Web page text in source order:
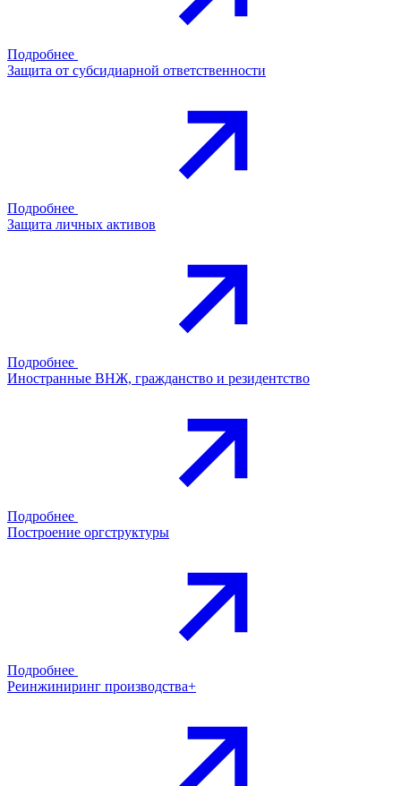
Подробнее
Защита от субсидиарной ответственности
Подробнее
Защита личных активов
Подробнее
Иностранные ВНЖ, гражданство и резидентство
Подробнее
Построение оргструктуры
Подробнее
Реинжиниринг производства+